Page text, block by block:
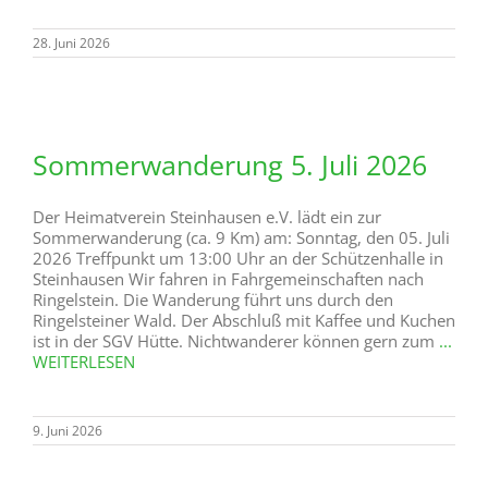
28. Juni 2026
Sommerwanderung 5. Juli 2026
Der Heimatverein Steinhausen e.V. lädt ein zur
Sommerwanderung (ca. 9 Km) am: Sonntag, den 05. Juli
2026 Treffpunkt um 13:00 Uhr an der Schützenhalle in
Steinhausen Wir fahren in Fahrgemeinschaften nach
Ringelstein. Die Wanderung führt uns durch den
Ringelsteiner Wald. Der Abschluß mit Kaffee und Kuchen
ist in der SGV Hütte. Nichtwanderer können gern zum ...
WEITERLESEN
9. Juni 2026